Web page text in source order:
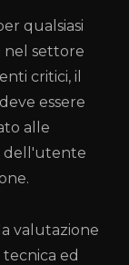
qualsiasi
nel settore
critici, il
essere
alle
dell'utente
valutazione
ed